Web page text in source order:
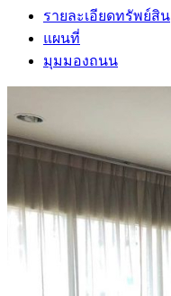
รายละเอียดทรัพย์สิน
แผนที่
มุมมองถนน